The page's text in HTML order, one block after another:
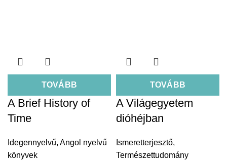
TOVÁBB
A Brief History of
Time
Idegennyelvű, Angol nyelvű
könyvek
TOVÁBB
A Világegyetem
dióhéjban
Ismeretterjesztő,
Természettudomány